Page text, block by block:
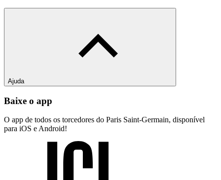
Ajuda
Baixe o app
O app de todos os torcedores do Paris Saint-Germain, disponível
para iOS e Android!